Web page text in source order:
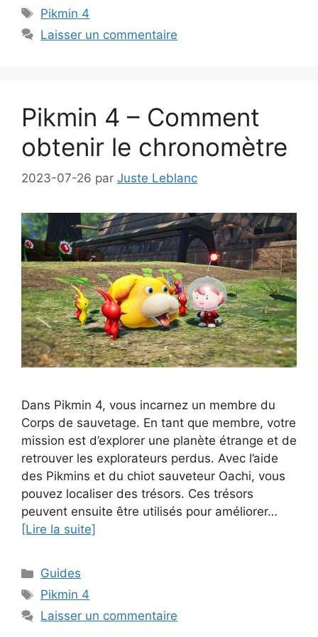
Étiquettes
Pikmin 4
Laisser un commentaire
Pikmin 4 – Comment
obtenir le chronomètre
2023-07-26 par Juste Leblanc
Dans Pikmin 4, vous incarnez un membre du
Corps de sauvetage. En tant que membre, votre
mission est d’explorer une planète étrange et de
retrouver les explorateurs perdus. Avec l’aide
des Pikmins et du chiot sauveteur Oachi, vous
pouvez localiser des trésors. Ces trésors
peuvent ensuite être utilisés pour améliorer…
[Lire la suite]
Catégories
Guides
Étiquettes
Pikmin 4
Laisser un commentaire